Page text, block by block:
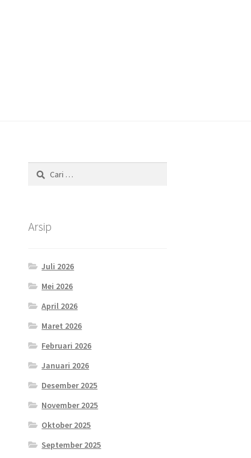
Cari
untuk:
Arsip
Juli 2026
Mei 2026
April 2026
Maret 2026
Februari 2026
Januari 2026
Desember 2025
November 2025
Oktober 2025
September 2025